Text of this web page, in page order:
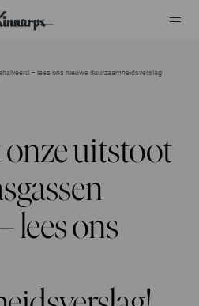
– lees ons nieuwe duurzaamheidsverslag!
uitstoot
lees ons